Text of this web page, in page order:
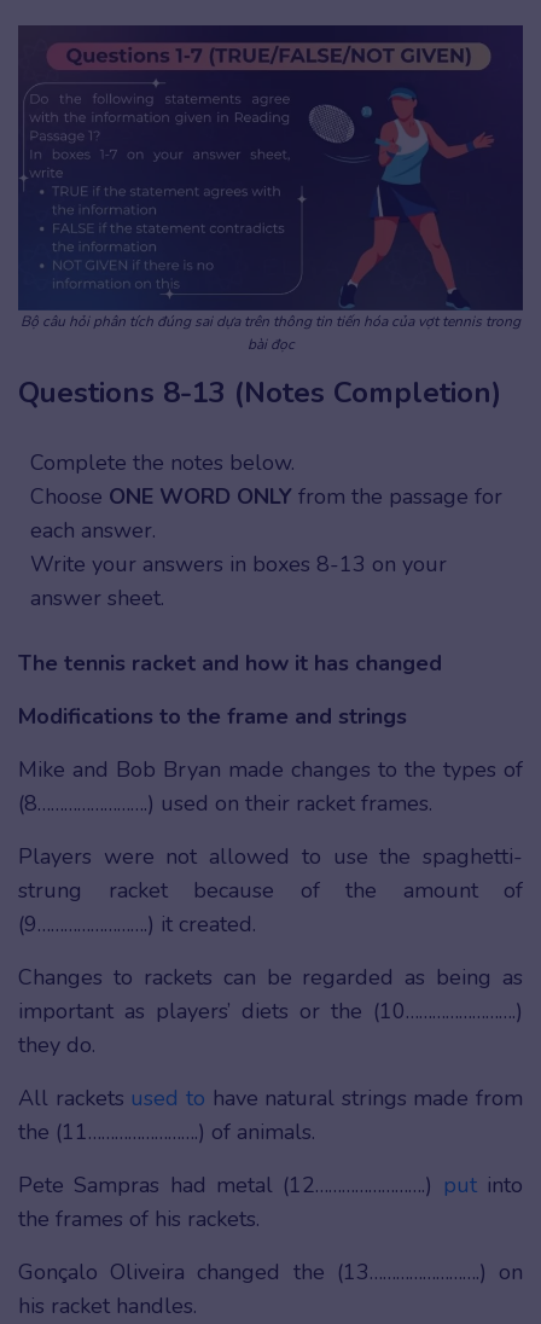
Bộ câu hỏi phân tích đúng sai dựa trên thông tin tiến hóa của vợt tennis trong
bài đọc
Questions 8-13 (Notes Completion)
Complete the notes below.
Choose ONE WORD ONLY from the passage for
each answer.
Write your answers in boxes 8-13 on your
answer sheet.
The tennis racket and how it has changed
Modifications to the frame and strings
Mike and Bob Bryan made changes to the types of
(8…………………….) used on their racket frames.
Players were not allowed to use the spaghetti-
strung racket because of the amount of
(9…………………….) it created.
Changes to rackets can be regarded as being as
important as players’ diets or the (10…………………….)
they do.
All rackets used to have natural strings made from
the (11…………………….) of animals.
Pete Sampras had metal (12…………………….) putinto
the frames of his rackets.
Gonçalo Oliveira changed the (13…………………….) on
his racket handles.